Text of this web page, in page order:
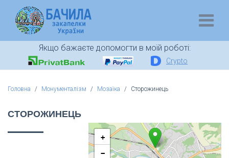
Якщо бажаєте допомогти в моїй роботі:
Crypto
Головна Монументалізм Мозаїка Сторожинець
СТОРОЖИНЕЦЬ
+
−